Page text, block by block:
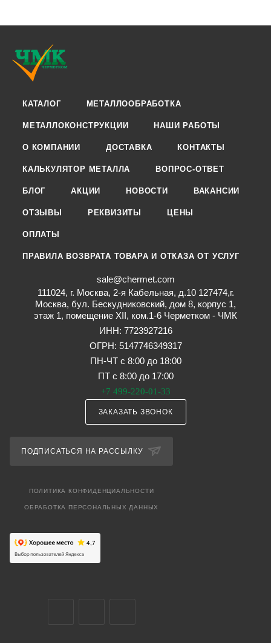
КАТАЛОГ МЕТАЛЛООБРАБОТКА
МЕТАЛЛОКОНСТРУКЦИИ НАШИ РАБОТЫ
О КОМПАНИИ ДОСТАВКА КОНТАКТЫ
КАЛЬКУЛЯТОР МЕТАЛЛА ВОПРОС-ОТВЕТ
БЛОГ АКЦИИ НОВОСТИ ВАКАНСИИ
ОТЗЫВЫ РЕКВИЗИТЫ ЦЕНЫ
ОПЛАТЫ
ПРАВИЛА ВОЗВРАТА ТОВАРА И ОТКАЗА ОТ УСЛУГ
sale@chermet.com
111024, г. Москва, 2-я Кабельная, д.10 127474,г.
Москва, бул. Бескудниковский, дом 8, корпус 1,
этаж 1, помещение XII, ком.1-6 Черметком - ЧМК
ИНН: 7723927216
ОГРН: 5147746349317
ПН-ЧТ с 8:00 до 18:00
ПТ с 8:00 до 17:00
+7 499-220-01-33
ЗАКАЗАТЬ ЗВОНОК
ПОДПИСАТЬСЯ НА РАССЫЛКУ
ПОЛИТИКА КОНФИДЕНЦИАЛЬНОСТИ
ОБРАБОТКА ПЕРСОНАЛЬНЫХ ДАННЫХ